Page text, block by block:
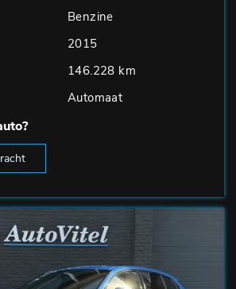
Benzine
2015
146.228 km
Automaat